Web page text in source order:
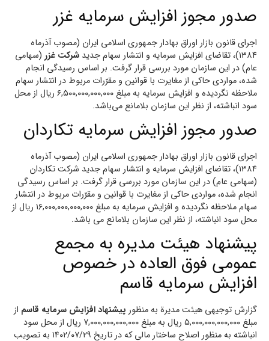
صدور مجوز افزایش سرمایه غزر
اجرای قانون بازار اوراق بهادار جمهوری اسلامی ایران (مصوب آذرماه
۱۳۸۴)، تقاضای افزایش سرمایه و انتشار سهام جدید
شرکت غزر (سهامی
عام) در این سازمان مورد بررسی قرار گرفت. بر اساس رسیدگی انجام
شده، مواردی حاکی از مغایرت با قوانین و مقرّرات مربوط در انتشار سهام
ملاحظه نگردیده و افزایش سرمایه به مبلغ ۶,۵۰۰,۰۰۰,۰۰۰,۰۰۰ ریال از محل
سود انباشته، از نظر این سازمان بلامانع می‌باشد.
صدور مجوز افزایش سرمایه تکاردان
اجرای قانون بازار اوراق بهادار جمهوری اسلامی ایران (مصوب آذرماه
۱۳۸۴)، تقاضای افزایش سرمایه و انتشار سهام جدید شرکت تکاردان
(سهامی عام) در این سازمان مورد بررسی قرار گرفت. بر اساس رسیدگی
انجام شده، مواردی حاکی از مغایرت با قوانین و مقرّرات مربوط در انتشار
سهام ملاحظه نگردیده و افزایش سرمایه به مبلغ ۱۶,۰۰۰,۰۰۰,۰۰۰,۰۰۰ ریال از
محل سود انباشته، از نظر این سازمان بلامانع می‌ باشد.
پیشنهاد هیئت مدیره به مجمع
عمومی فوق العاده در خصوص
افزایش سرمایه قاسم
گزارش توجیهی هیئت مدیرة به منظور پیشنهاد افزایش سرمایه قاسم از
مبلغ ۵,۰۰۰,۰۰۰,۰۰۰,۰۰۰ ریال به مبلغ ۷,۰۰۰,۰۰۰,۰۰۰,۰۰۰ ریال از محل سود
انباشته به منظور اصلاح ساختار مالی که در تاریخ ۱۴۰۲/۰۷/۲۹ به تصویب